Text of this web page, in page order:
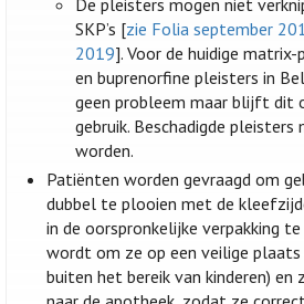
SKP’s [zie Folia september
2019]. Voor de huidige
en buprenorfine pleisters in
geen probleem maar blijft dit
gebruik. Beschadigde
worden.
Patiënten worden gevraagd om
dubbel te plooien met de
in de oorspronkelijke verpakking
wordt om ze op een veilige
buiten het bereik van kinderen) en